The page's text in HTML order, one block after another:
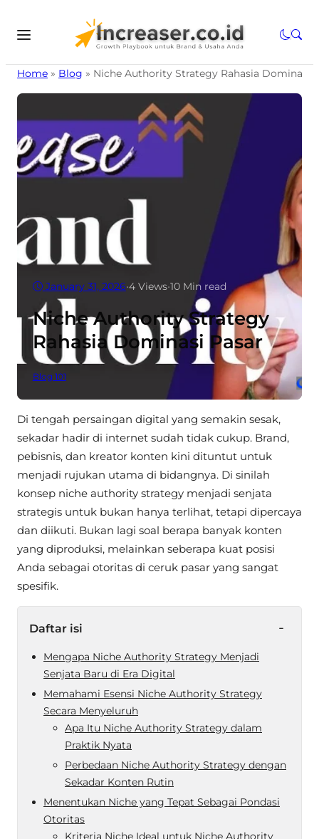
Home » Blog » Niche Authority Strategy Rahasia Dominasi
January 31, 2026•4Views•10 Min read
Niche Authority Strategy
Rahasia Dominasi Pasar
Blog 101
Di tengah persaingan digital yang semakin sesak,
sekadar hadir di internet sudah tidak cukup. Brand,
pebisnis, dan kreator konten kini dituntut untuk
menjadi rujukan utama di bidangnya. Di sinilah
konsep niche authority strategy menjadi senjata
strategis untuk bukan hanya terlihat, tetapi dipercaya
dan diikuti. Bukan lagi soal berapa banyak konten
yang diproduksi, melainkan seberapa kuat posisi
Anda sebagai otoritas di ceruk pasar yang sangat
spesifik.
Daftar isi -
Mengapa Niche Authority Strategy Menjadi
Senjata Baru di Era Digital
Memahami Esensi Niche Authority Strategy
Secara Menyeluruh
Apa Itu Niche Authority Strategy dalam
Praktik Nyata
Perbedaan Niche Authority Strategy dengan
Sekadar Konten Rutin
Menentukan Niche yang Tepat Sebagai Pondasi
Otoritas
Kriteria Niche Ideal untuk Niche Authority